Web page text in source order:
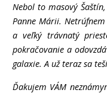
Nebol to masový
Panne Márii.
a veľký trávnatý
pokračovanie a
galaxie. A už teraz sa
Ďakujem VÁM